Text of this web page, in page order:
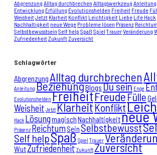
Abgrenzung Alltag durchbrechen Alltagswerkzeug Anleitung
Entwicklung Erfüllung Evolutionshelden Freiheit Freude
WeisheitJetzt Klarheit Konflikt Leichtigkeit Liebe Life Hack
Nachhaltigkeit neue Wege Probleme lösen Präsenz Reichtum
Selbstbewusstsein Self help Spaß Spiel TrauerVeränderung
ZufriedenheitZukunftZuversicht
Schlagwörter
Abgrenzung Alltag durchbrechen
Anleitung BeziehungBlogsDu sein Enge
Evolutionshelden FreiheitFreudeFülle
Weisheit JetztKlarheitKonflikt
Hack LösungmagischNachhaltigkeitneue
Präsenz ReichtumSeinSelbstbewusst
Self helpSpaßSpiel Trauer
WutZufriedenheitZukunftZuversicht